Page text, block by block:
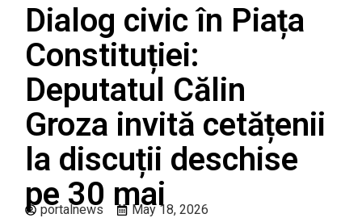
Dialog civic în Piața
Constituției:
Deputatul Călin
Groza invită cetățenii
la discuții deschise
pe 30 mai
portalnews May 18, 2026